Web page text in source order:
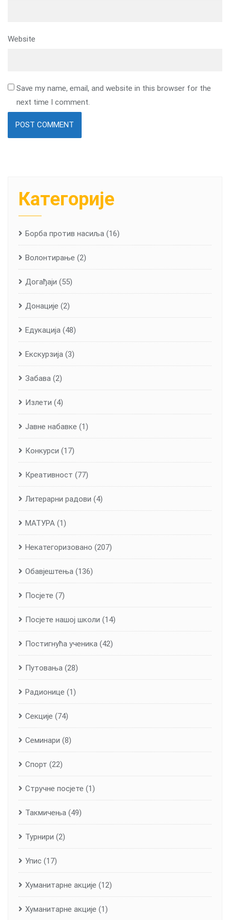
Website
Save my name, email, and website in this browser for the
next time I comment.
Категорије
Борба против насиља (16)
Волонтирање (2)
Догађаји (55)
Донације (2)
Едукација (48)
Екскурзија (3)
Забава (2)
Излети (4)
Јавне набавке (1)
Конкурси (17)
Креативност (77)
Литерарни радови (4)
МАТУРА (1)
Некатегоризовано (207)
Обавјештења (136)
Посјете (7)
Посјете нашој школи (14)
Постигнућа ученика (42)
Путовања (28)
Радионице (1)
Секције (74)
Семинари (8)
Спорт (22)
Стручне посјете (1)
Такмичења (49)
Турнири (2)
Упис (17)
Хуманитарне aкције (12)
Хуманитарне акције (1)